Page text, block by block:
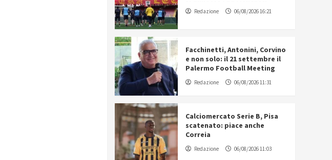
Redazione 06/08/2026 16:21
Facchinetti, Antonini, Corvino
e non solo: il 21 settembre il
Palermo Football Meeting
Redazione 06/08/2026 11:31
Calciomercato Serie B, Pisa
scatenato: piace anche
Correia
Redazione 06/08/2026 11:03